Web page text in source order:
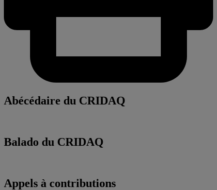
Abécédaire du CRIDAQ
Balado du CRIDAQ
Appels à contributions